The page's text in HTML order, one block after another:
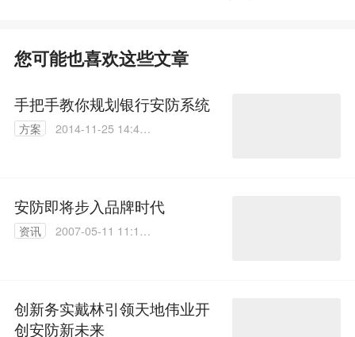
您可能也喜欢这些文章
手把手教你规划银行安防系统
方案
2014-11-25 14:45:
安防即将步入品牌时代
资讯
2007-05-11 11:13:
创新务实戴林引领天地伟业开
创安防新未来